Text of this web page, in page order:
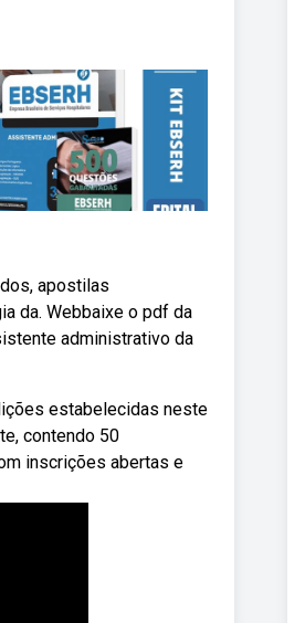
apostilas
da. Webbaixe o pdf da
administrativo da
estabelecidas neste
contendo 50
inscrições abertas e